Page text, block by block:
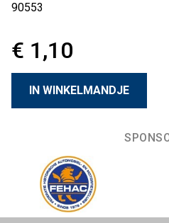
90553
€ 1,10